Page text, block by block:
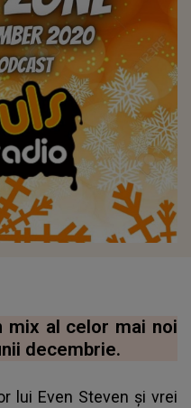
mix al celor mai noi
decembrie.
lui Even Steven și vrei